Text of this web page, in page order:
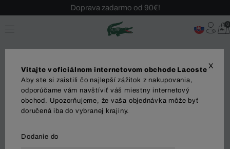
Sezónny výpredaj až -40 %!
Bezplatné vrátenie!
0
MUŽI
X
Vitajte v oficiálnom internetovom obchode Lacoste
Aby ste si zaistili čo najlepší zážitok z nakupovania,
odporúčame vám navštíviť váš miestny internetový
obchod. Upozorňujeme, že vaša objednávka môže byť
doručená iba do vybranej krajiny.
Dodanie do